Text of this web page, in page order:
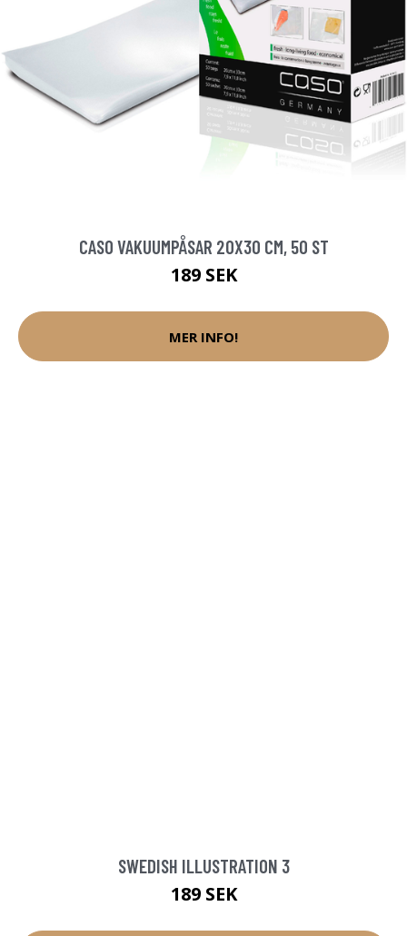
CASO VAKUUMPÅSAR 20X30 CM, 50 ST
189 SEK
MER INFO!
SWEDISH ILLUSTRATION 3
189 SEK